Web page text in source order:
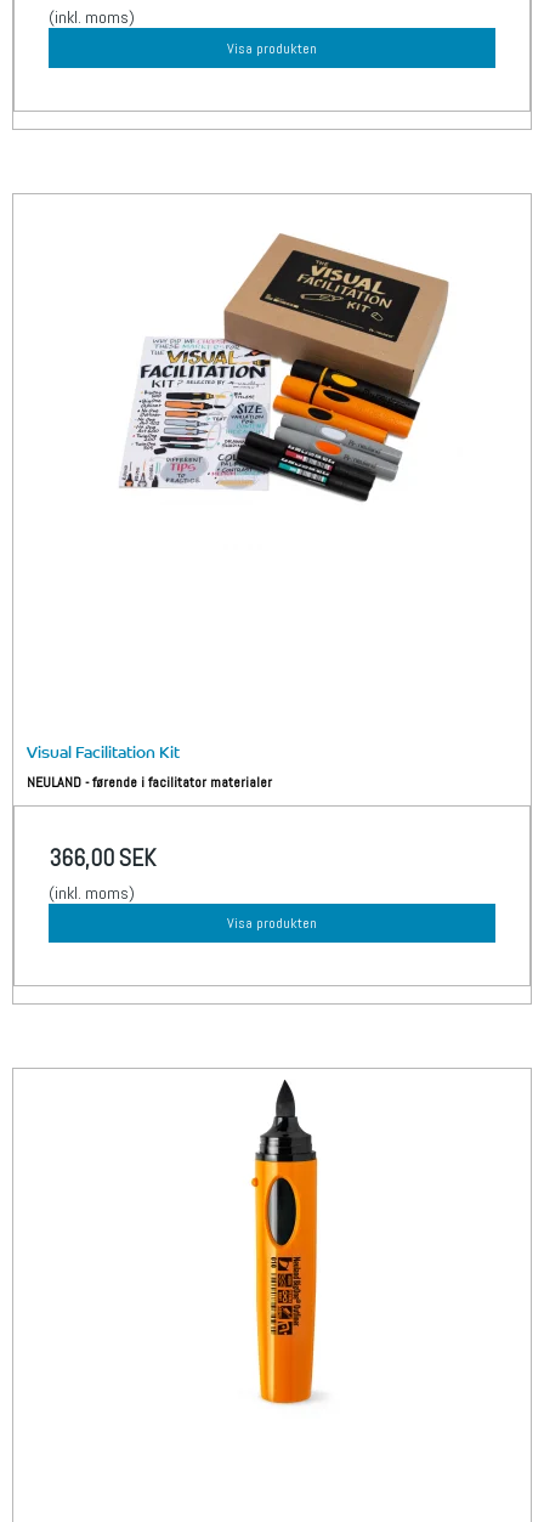
(inkl. moms)
Visa produkten
Visual Facilitation Kit
NEULAND - førende i facilitator materialer
366,00 SEK
(inkl. moms)
Visa produkten